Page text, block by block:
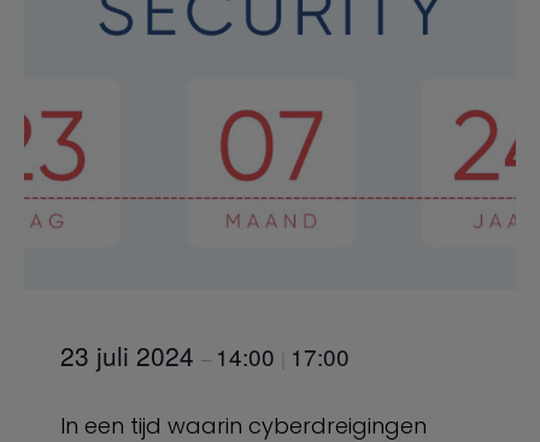
23 juli 2024– 14:00 17:00
In een tijd waarin cyberdreigingen